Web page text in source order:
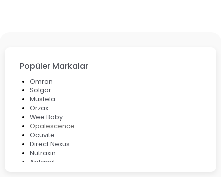
Popüler Markalar
Omron
Solgar
Mustela
Orzax
Wee Baby
Opalescence
Ocuvite
Direct Nexus
Nutraxin
Aptamil